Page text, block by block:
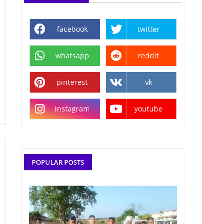
facebook twitter
whatsapp reddit
pinterest vk
instagram youtube
POPULAR POSTS